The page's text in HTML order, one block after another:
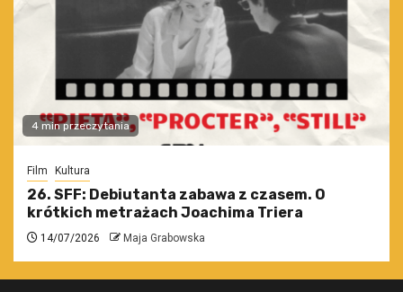
4 min przeczytania
Film Kultura
26. SFF: Debiutanta zabawa z czasem. O
krótkich metrażach Joachima Triera
14/07/2026 Maja Grabowska